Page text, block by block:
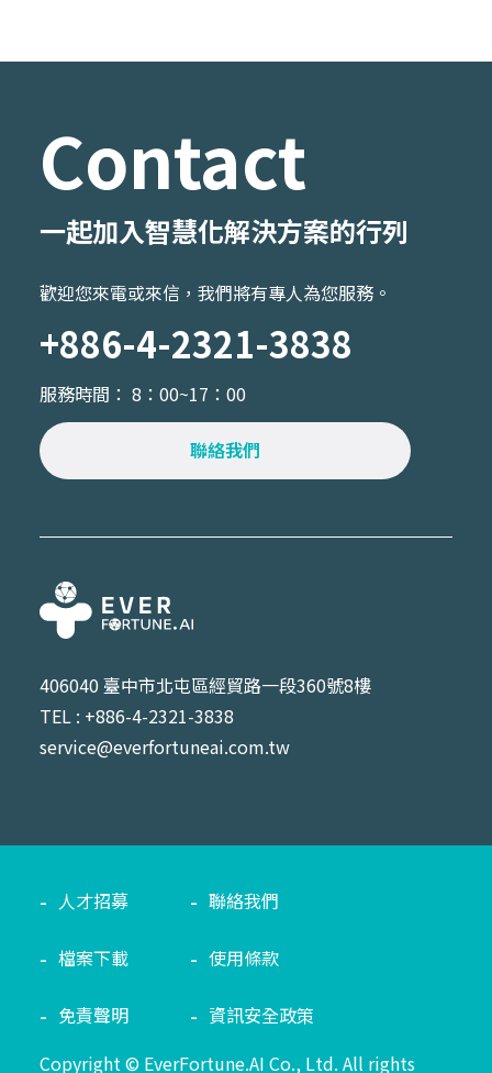
Contact
一起加入智慧化解決方案的行列
歡迎您來電或來信，我們將有專人為您服務。
+886-4-2321-3838
服務時間： 8：00~17：00
聯絡我們
406040 臺中市北屯區經貿路一段360號8樓
TEL : +886-4-2321-3838
service@everfortuneai.com.tw
人才招募 聯絡我們
檔案下載 使用條款
免責聲明
資訊安全政策
Copyright © EverFortune.AI Co., Ltd. All rights